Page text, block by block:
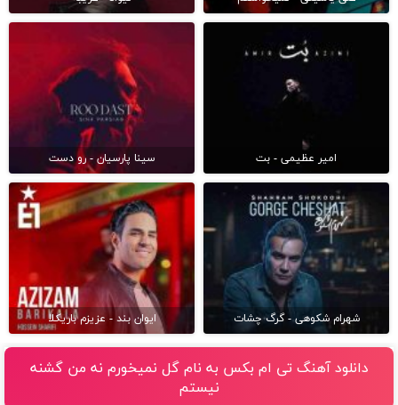
امیر عظیمی - بت سینا پارسیان - رو دست
شهرام شکوهی - گرگ چشات ایوان بند - عزیزم باریکلا
دانلود آهنگ تی ام بکس به نام گل نمیخورم نه من گشنه
نیستم